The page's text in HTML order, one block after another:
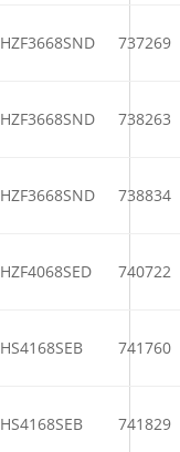
HZF3668SND 737269
HZF3668SND 738263
HZF3668SND 738834
HZF4068SED 740722
HS4168SEB 741760
HS4168SEB 741829